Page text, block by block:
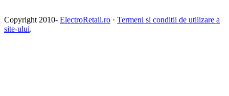
Copyright 2010- ElectroRetail.ro · Termeni si conditii de utilizare a
site-ului.